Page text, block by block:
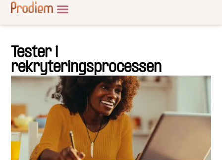
Tester i
rekryteringsprocessen